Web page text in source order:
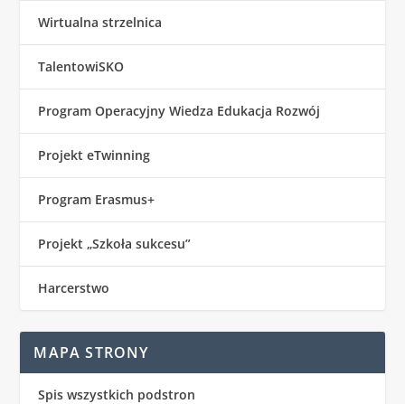
Wirtualna strzelnica
TalentowiSKO
Program Operacyjny Wiedza Edukacja Rozwój
Projekt eTwinning
Program Erasmus+
Projekt „Szkoła sukcesu”
Harcerstwo
MAPA STRONY
Spis wszystkich podstron